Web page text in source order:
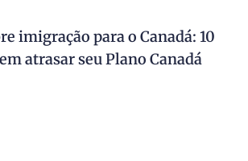
imigração para o Canadá: 10
atrasar seu Plano Canadá